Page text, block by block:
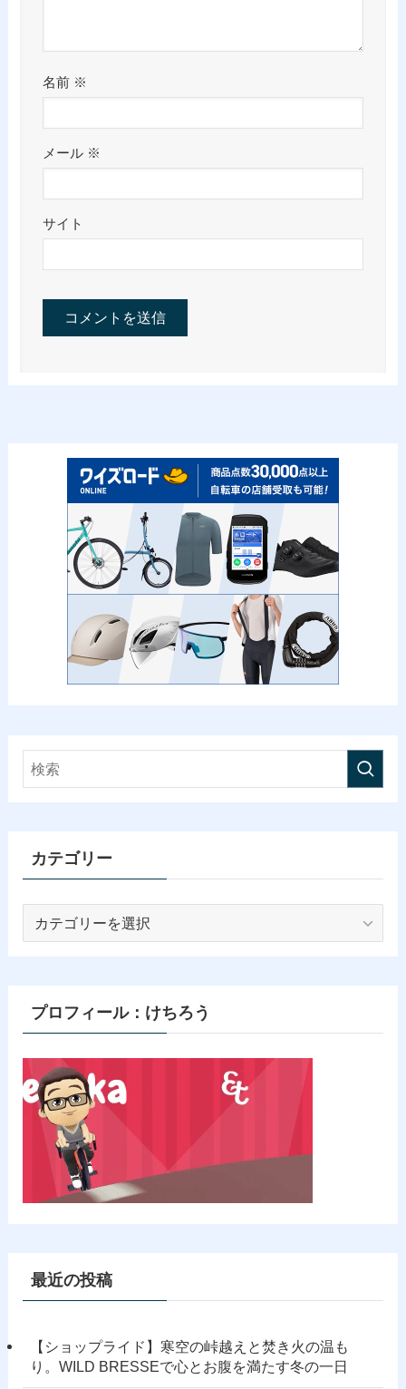
名前 ※
メール ※
サイト
カテゴリー
ープロフィール：けちろう
最近の投稿
【ショップライド】寒空の峠越えと焚き火の温も
り。WILD BRESSEで心とお腹を満たす冬の一日